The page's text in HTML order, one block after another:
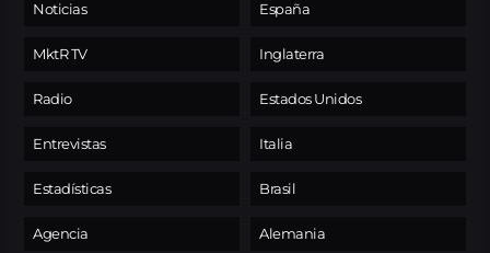
Noticias
MktR TV
Radio
Entrevistas
Estadísticas
Agencia
España
Inglaterra
Estados Unidos
Italia
Brasil
Alemania